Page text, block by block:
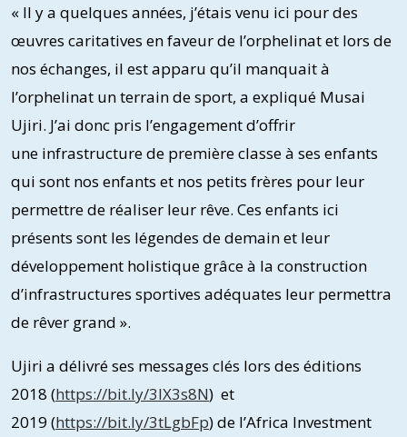
« Il y a quelques années, j’étais venu ici pour des
œuvres caritatives en faveur de l’orphelinat et lors de
nos échanges, il est apparu qu’il manquait à
l’orphelinat un terrain de sport, a expliqué Musai
Ujiri. J’ai donc pris l’engagement d’offrir
une infrastructure de première classe à ses enfants
qui sont nos enfants et nos petits frères pour leur
permettre de réaliser leur rêve. Ces enfants ici
présents sont les légendes de demain et leur
développement holistique grâce à la construction
d’infrastructures sportives adéquates leur permettra
de rêver grand ».
Ujiri a délivré ses messages clés lors des éditions
2018 (https://bit.ly/3IX3s8N) et
2019 (https://bit.ly/3tLgbFp) de l’Africa Investment